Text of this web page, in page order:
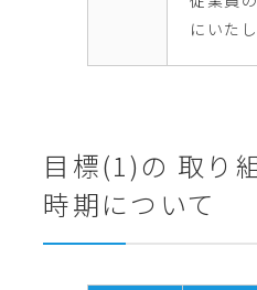
にいたし
目標(1)の 取り
時期について